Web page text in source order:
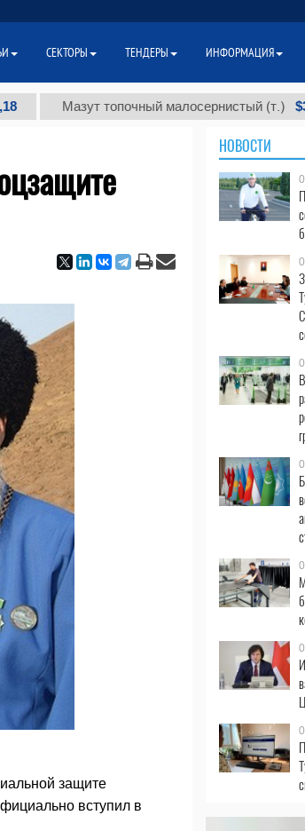
Мазут топочный малосернистый (т.) $300
защите
вступил в
НОВОСТИ
СЕКТОРЫ ТЕНДЕРЫ ИНФОРМАЦИЯ